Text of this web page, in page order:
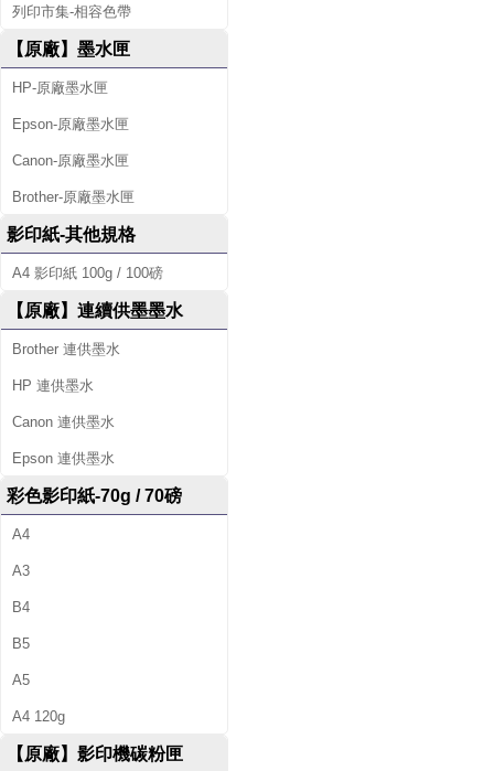
列印市集-相容色帶
【原廠】墨水匣
HP-原廠墨水匣
Epson-原廠墨水匣
Canon-原廠墨水匣
Brother-原廠墨水匣
影印紙-其他規格
A4 影印紙 100g / 100磅
【原廠】連續供墨墨水
Brother 連供墨水
HP 連供墨水
Canon 連供墨水
Epson 連供墨水
彩色影印紙-70g / 70磅
A4
A3
B4
B5
A5
A4 120g
【原廠】影印機碳粉匣